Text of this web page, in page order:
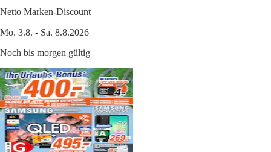
Netto Marken-Discount
Mo. 3.8. - Sa. 8.8.2026
Noch bis morgen gültig